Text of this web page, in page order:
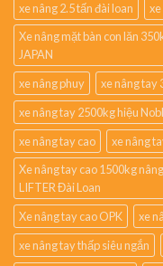
xe nâng 2.5 tấn đài loan
Xe nâng mặt bàn con lăn
JAPAN
xe nâng phuy
xe nâng tay
xe nâng tay 2500kg hiệu
xe nâng tay cao
xe nâng
Xe nâng tay cao 1500kg
LIFTER Đài Loan
Xe nâng tay cao OPK
xe
xe nâng tay thấp siêu ngắn